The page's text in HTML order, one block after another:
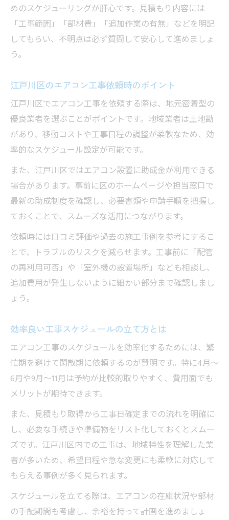
る
エアコン工事の予約が取りやすいタイミングと
は
江戸川区で空きやすい時期の特徴を解説
助成金申請期間と予約時期の注意点
予約競争を避けるための事前対策とは
江戸川区の助成金を活用した工事費用節約術
エアコン工事助成金の最新情報を確認する
申請手順と必要書類の準備ポイント
対象となるエアコン工事内容をしっかり把
握
利用可能な助成金の条件を詳しく知る
助成金を活用して工事費用を大幅削減
工事スケジュールに最適な月の選び方を解説
江戸川区で工事予約が取りやすい月を紹介
工事スケジュールと助成金申請期間の関係
家計に優しい月の工事計画を立てるコツ
めのスケジューリングが肝心です。見積もり内容には
「工事範囲」「部材費」「追加作業の有無」などを明記
してもらい、不明点は必ず質問して安心して進めましょ
う。
江戸川区のエアコン工事依頼時のポイント
江戸川区でエアコン工事を依頼する際は、地元密着型の
優良業者を選ぶことがポイントです。地域業者は土地勘
があり、移動コストや工事日程の調整が柔軟なため、効
率的なスケジュール設定が可能です。
また、江戸川区ではエアコン設置に助成金が利用できる
場合があります。事前に区のホームページや担当窓口で
最新の助成制度を確認し、必要書類や申請手順を把握し
ておくことで、スムーズな活用につながります。
依頼時には口コミ評価や過去の施工事例を参考にするこ
とで、トラブルのリスクを減らせます。工事前に「配管
の再利用可否」や「室外機の設置場所」なども相談し、
追加費用が発生しないように細かい部分まで確認しまし
ょう。
効率良い工事スケジュールの立て方とは
エアコン工事のスケジュールを効率化するためには、繁
忙期を避けて閑散期に依頼するのが賢明です。特に4月～
6月や9月～11月は予約が比較的取りやすく、費用面でも
メリットが期待できます。
また、見積もり取得から工事日確定までの流れを明確に
し、必要な手続きや準備物をリスト化しておくとスムー
ズです。江戸川区内での工事は、地域特性を理解した業
者が多いため、希望日程や急な変更にも柔軟に対応して
もらえる事例が多く見られます。
スケジュールを立てる際は、エアコンの在庫状況や部材
の手配期間も考慮し、余裕を持って計画を進めましょ